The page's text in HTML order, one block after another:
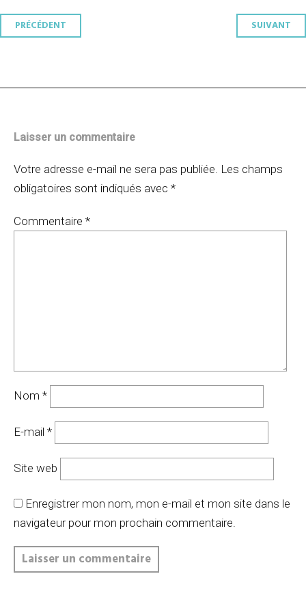
Navigation
PRÉCÉDENT SUIVANT
Laisser un commentaire
Votre adresse e-mail ne sera pas publiée. Les champs
obligatoires sont indiqués avec *
Commentaire *
Nom *
E-mail *
Site web
Enregistrer mon nom, mon e-mail et mon site dans le
navigateur pour mon prochain commentaire.